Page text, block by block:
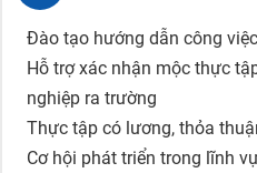
Đào tạo hướng dẫn công
Hỗ trợ xác nhận mộc thực
nghiệp ra trường
Thực tập có lương, thỏa
Cơ hội phát triển trong lĩnh